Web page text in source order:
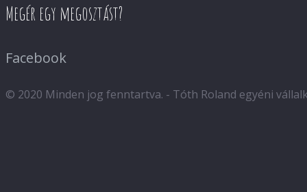
Megér egy megosztást?
Facebook
© 2020 Minden jog fenntartva. - Tóth Roland egyéni